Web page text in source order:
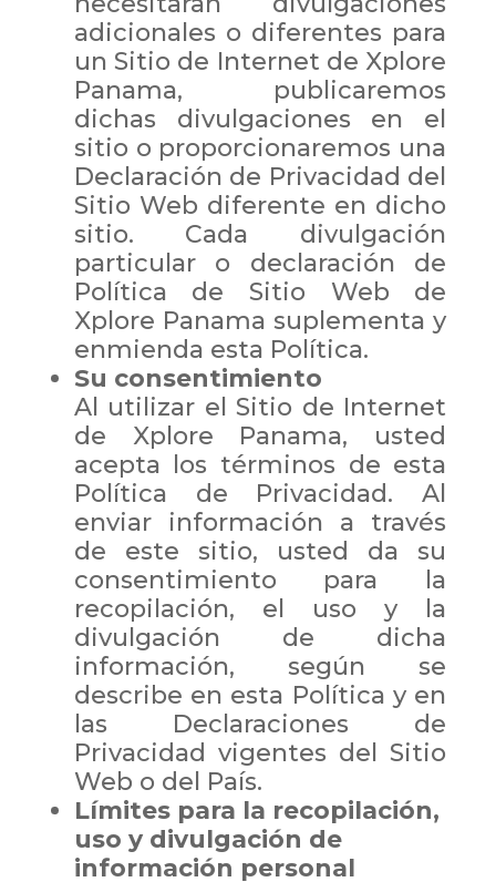
adicionales o diferentes para
un Sitio de Internet de Xplore
Panama, publicaremos
dichas divulgaciones en el
sitio o proporcionaremos una
Declaración de Privacidad del
Sitio Web diferente en dicho
sitio. Cada divulgación
particular o declaración de
Política de Sitio Web de
Xplore Panama suplementa y
enmienda esta Política.
Su consentimiento
Al utilizar el Sitio de Internet
de Xplore Panama, usted
acepta los términos de esta
Política de Privacidad. Al
enviar información a través
de este sitio, usted da su
consentimiento para la
recopilación, el uso y la
divulgación de dicha
información, según se
describe en esta Política y en
las Declaraciones de
Privacidad vigentes del Sitio
Web o del País.
Límites para la recopilación,
uso y divulgación de
información personal